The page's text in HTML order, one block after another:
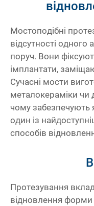
Мостоподібні
відсутності одного
поруч. Вони
імплантати,
Сучасні мости
металокераміки чи
чому забезпечують
один із
способів
Протезування
відновлення форми